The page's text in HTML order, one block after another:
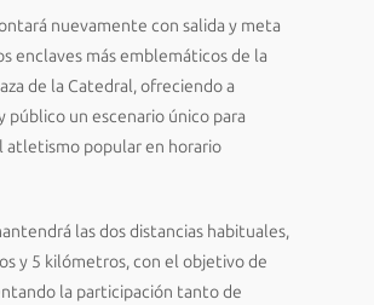
nuevamente con salida y meta
enclaves más emblemáticos de la
de la Catedral, ofreciendo a
público un escenario único para
atletismo popular en horario
las dos distancias habituales,
y 5 kilómetros, con el objetivo de
la participación tanto de